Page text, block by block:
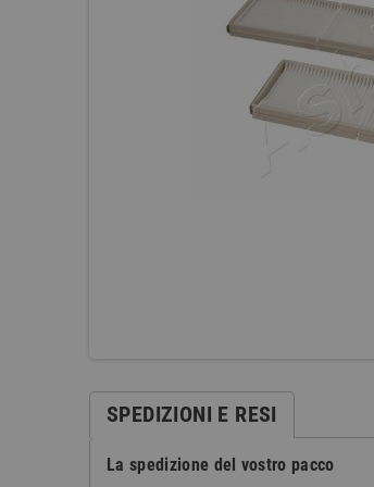
SPEDIZIONI E RESI
La spedizione del vostro pacco